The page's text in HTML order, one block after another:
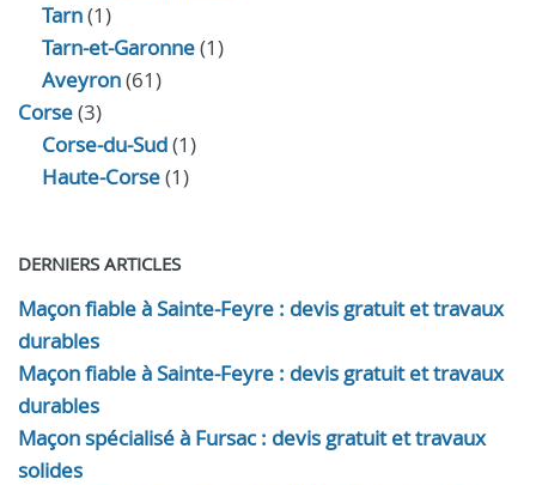
Tarn(1)
Tarn-et-Garonne(1)
Aveyron(61)
Corse(3)
Corse-du-Sud(1)
Haute-Corse(1)
DERNIERS ARTICLES
Maçon fiable à Sainte-Feyre : devis gratuit et travaux
durables
Maçon fiable à Sainte-Feyre : devis gratuit et travaux
durables
Maçon spécialisé à Fursac : devis gratuit et travaux
solides